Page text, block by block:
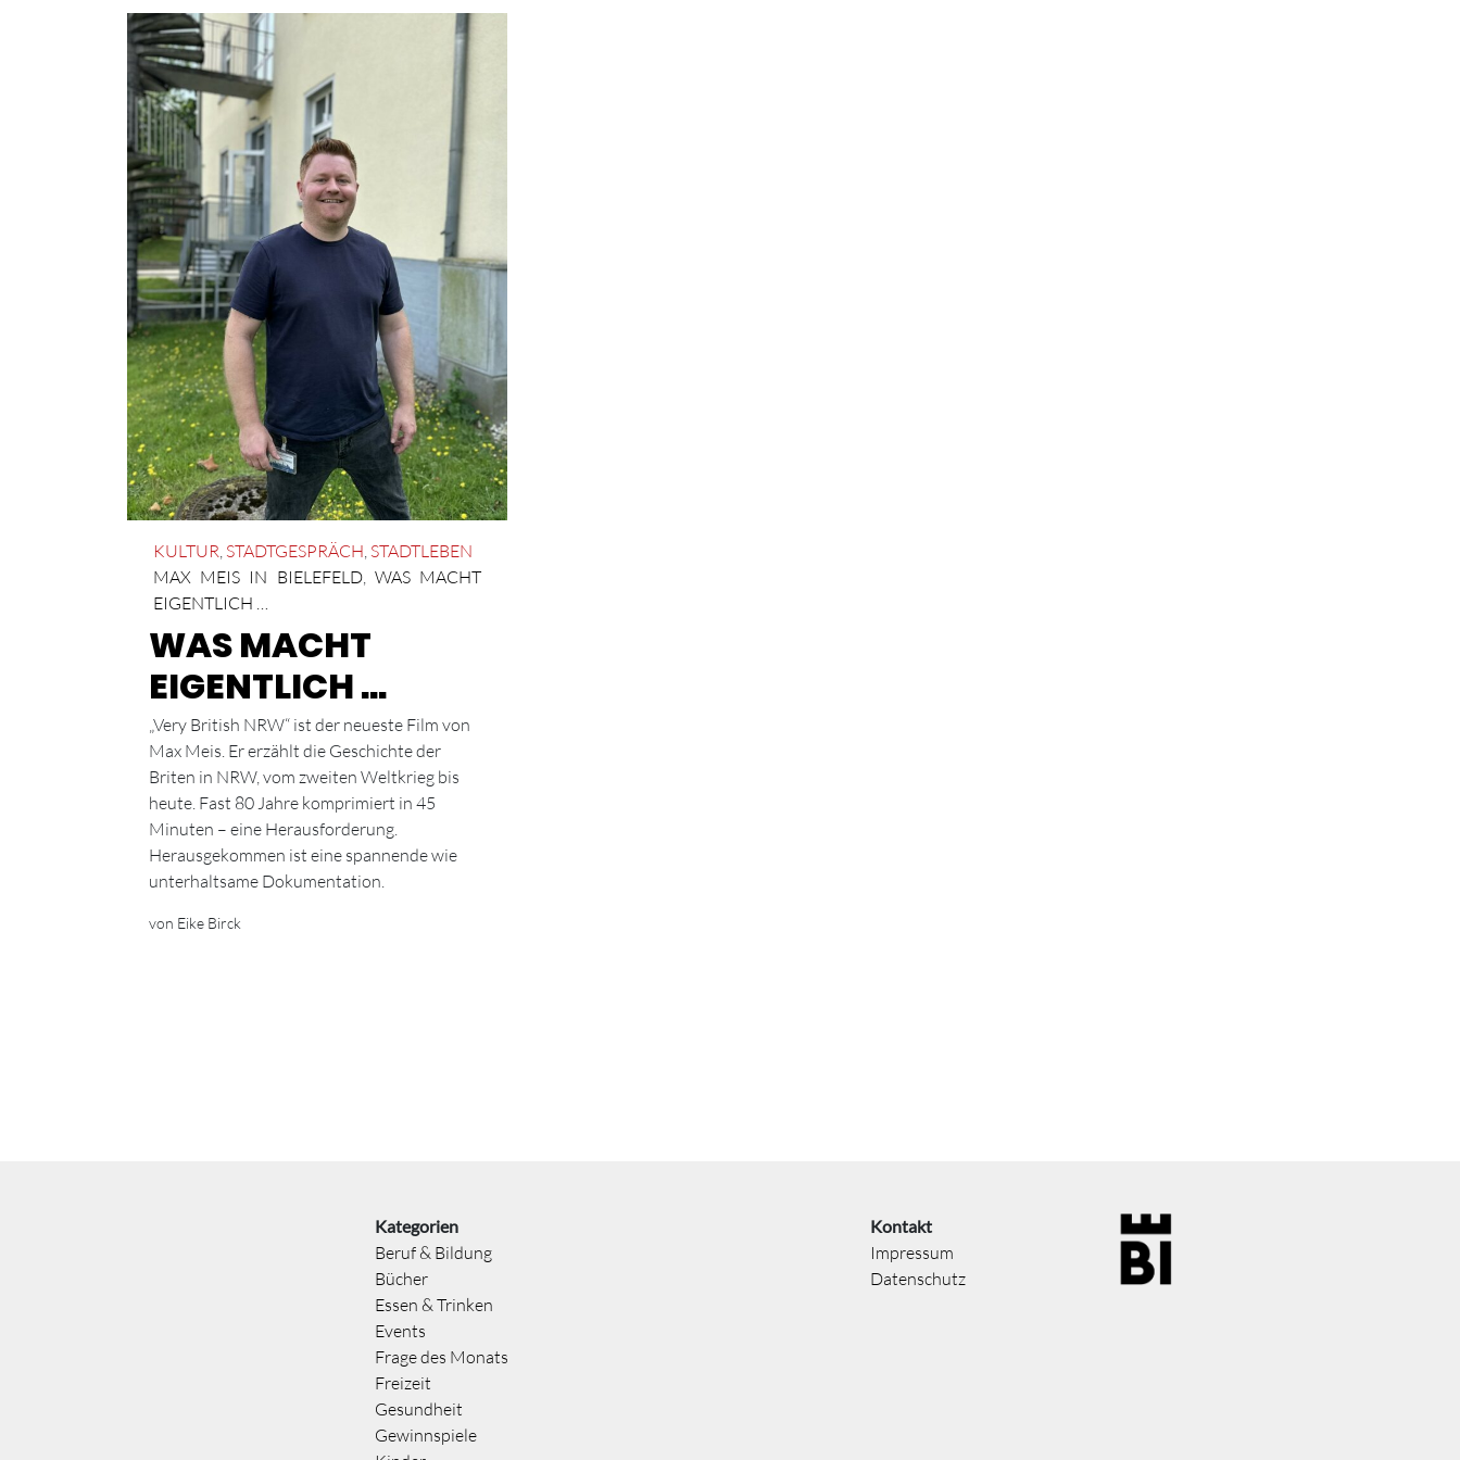
KULTUR STADTGESPRÄCH STADTLEBEN
MAX MEIS IN BIELEFELD, WAS MACHT
EIGENTLICH …
WAS MACHT
EIGENTLICH …
„Very British NRW“ ist der neueste Film von
Max Meis. Er erzählt die Geschichte der
Briten in NRW, vom zweiten Weltkrieg bis
heute. Fast 80 Jahre komprimiert in 45
Minuten – eine Herausforderung.
Herausgekommen ist eine spannende wie
unterhaltsame Dokumentation.
von Eike Birck
Kategorien
Beruf & Bildung
Bücher
Essen & Trinken
Events
Frage des Monats
Freizeit
Gesundheit
Gewinnspiele
Kontakt
Impressum
Datenschutz